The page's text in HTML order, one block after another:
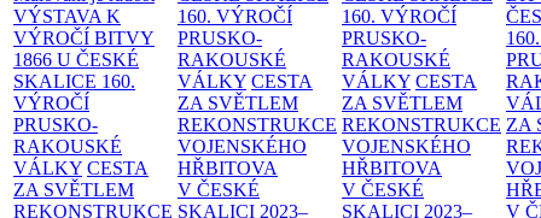
VÝSTAVA K
VÝROČÍ BITVY
1866 U ČESKÉ
SKALICE 160.
VÝROČÍ
PRUSKO-
RAKOUSKÉ
VÁLKY CESTA
ZA SVĚTLEM
REKONSTRUKCE
160. VÝROČÍ
PRUSKO-
RAKOUSKÉ
VÁLKY CESTA
ZA SVĚTLEM
REKONSTRUKCE
VOJENSKÉHO
HŘBITOVA
V ČESKÉ
SKALICI 2023–
160. VÝROČÍ
PRUSKO-
RAKOUSKÉ
VÁLKY CESTA
ZA SVĚTLEM
REKONSTRUKCE
VOJENSKÉHO
HŘBITOVA
V ČESKÉ
SKALICI 2023–
ZA
V